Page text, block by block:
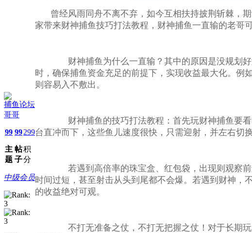
捕鱼论坛
哥哥
99
主
题
99
帖
子
299
积
分
中级会员
曾经风雨同舟不离不弃，如今互相扶持披荆斩棘，
家带来财神捕鱼技巧打法教程，财神捕鱼一直输的老哥
财神捕鱼为什么一直输？其中的原因是没规划好
时，确保捕鱼资金充足的前提下，实现收益最大化。例
则容易入不敷出。
财神捕鱼的技巧打法教程：首先玩财神捕鱼要看
台直冲而下，这些鱼儿速度很快，只需迎射，并左右切换
若遇到高倍率的珠宝盒、红包袋，出现则观察前
时间过短，甚至射击从头到尾都不会爆。若遇到财神，
的收益绝对可观。
不打无准备之仗，不打无把握之仗！对于长期玩